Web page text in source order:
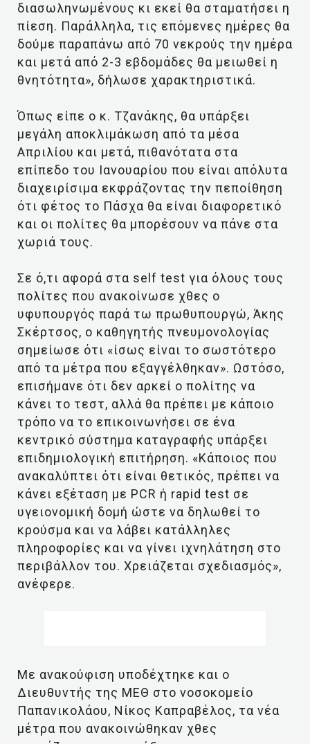
διασωληνωμένους κι εκεί θα σταματήσει η
πίεση. Παράλληλα, τις επόμενες ημέρες θα
δούμε παραπάνω από 70 νεκρούς την ημέρα
και μετά από 2-3 εβδομάδες θα μειωθεί η
θνητότητα», δήλωσε χαρακτηριστικά.
Όπως είπε ο κ. Τζανάκης, θα υπάρξει
μεγάλη αποκλιμάκωση από τα μέσα
Απριλίου και μετά, πιθανότατα στα
επίπεδο του Ιανουαρίου που είναι απόλυτα
διαχειρίσιμα εκφράζοντας την πεποίθηση
ότι φέτος το Πάσχα θα είναι διαφορετικό
και οι πολίτες θα μπορέσουν να πάνε στα
χωριά τους.
Σε ό,τι αφορά στα self test για όλους τους
πολίτες που ανακοίνωσε χθες ο
υφυπουργός παρά τω πρωθυπουργώ, Άκης
Σκέρτσος, ο καθηγητής πνευμονολογίας
σημείωσε ότι «ίσως είναι το σωστότερο
από τα μέτρα που εξαγγέλθηκαν». Ωστόσο,
επισήμανε ότι δεν αρκεί ο πολίτης να
κάνει το τεστ, αλλά θα πρέπει με κάποιο
τρόπο να το επικοινωνήσει σε ένα
κεντρικό σύστημα καταγραφής υπάρξει
επιδημιολογική επιτήρηση. «Κάποιος που
ανακαλύπτει ότι είναι θετικός, πρέπει να
κάνει εξέταση με PCR ή rapid test σε
υγειονομική δομή ώστε να δηλωθεί το
κρούσμα και να λάβει κατάλληλες
πληροφορίες και να γίνει ιχνηλάτηση στο
περιβάλλον του. Χρειάζεται σχεδιασμός»,
ανέφερε.
Με ανακούφιση υποδέχτηκε και ο
Διευθυντής της ΜΕΘ στο νοσοκομείο
Παπανικολάου, Νίκος Καπραβέλος, τα νέα
μέτρα που ανακοινώθηκαν χθες